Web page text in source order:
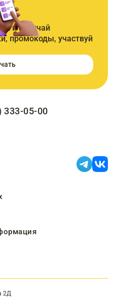
и получай
промокоды, участвуй
333-05-00
2Д